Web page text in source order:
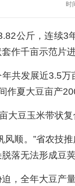
时
公斤，连续3
作千亩示范片
共发展近3.5
作夏大豆亩产
大豆玉米带状
风顺。”省农技
落无法形成豆
，全年大豆产